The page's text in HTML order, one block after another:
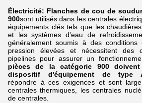
Électricité: Flanches de cou de
900sont utilisés dans les centrales
équipements clés tels que les
et les systèmes d'eau de
généralement soumis à des
pression élevées et nécessitent des
pipelines pour assurer un
pièces de la catégorie 900
dispositif d'équipement de type
répondre à ces exigences et sont
centrales thermiques, les centrales
de centrales.